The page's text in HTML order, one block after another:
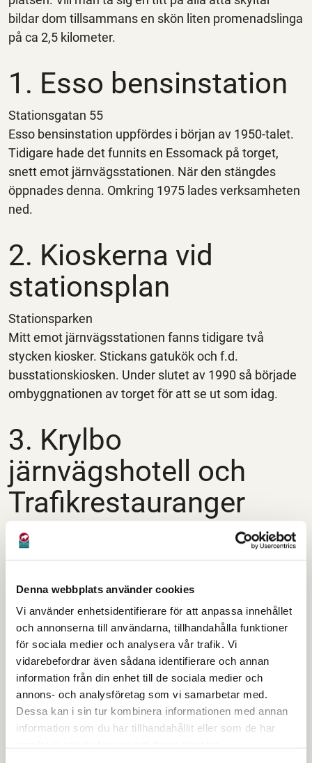
Denna webbplats använder cookies
Vi använder enhetsidentifierare för att anpassa innehållet
och annonserna till användarna, tillhandahålla funktioner
för sociala medier och analysera vår trafik. Vi
vidarebefordrar även sådana identifierare och annan
information från din enhet till de sociala medier och
annons- och analysföretag som vi samarbetar med.
Dessa kan i sin tur kombinera informationen med annan
information som du har tillhandahållit eller som de har
bildar dom tillsammans en skön liten promenadslinga
på ca 2,5 kilometer.
1. Esso bensinstation
Stationsgatan 55
Esso bensinstation uppfördes i början av 1950-talet.
Tidigare hade det funnits en Essomack på torget,
snett emot järnvägsstationen. När den stängdes
öppnades denna. Omkring 1975 lades verksamheten
ned.
2. Kioskerna vid
stationsplan
Stationsparken
Mitt emot järnvägsstationen fanns tidigare två
stycken kiosker. Stickans gatukök och f.d.
busstationskiosken. Under slutet av 1990 så började
ombyggnationen av torget för att se ut som idag.
3. Krylbo
järnvägshotell och
Trafikrestauranger
Stationsgatan 29
År 1900 stod restaurangen och hotellet klart.
revs för att ge plats åt busstationen som var klar
1985. Idag bussfickor för resecentrum i Krylbo.
4. Kom-in huset
Stationsgatan 17
Huset byggdes under första åren på 1900-talet.
Genom åren har det varit många olika verksamheter i